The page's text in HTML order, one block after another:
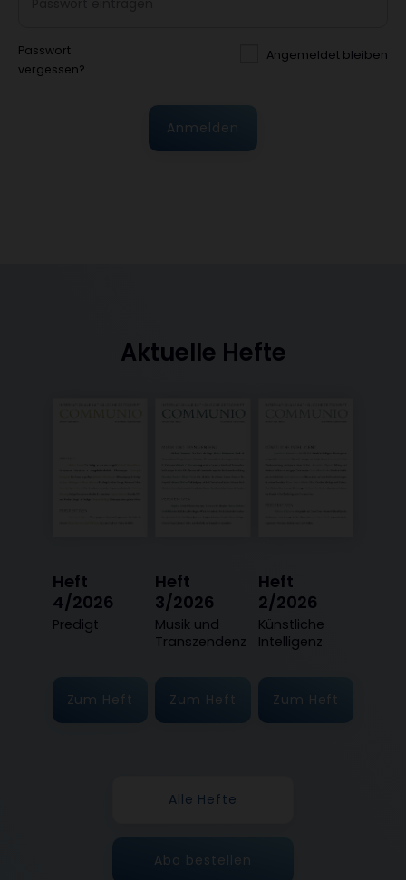
Passwort
vergessen?
Angemeldet bleiben
Anmelden
Aktuelle Hefte
Heft
4/2026
:
Predigt
Zum Heft
Heft
3/2026
:
Musik und
Transzendenz
Zum Heft
Heft
2/2026
:
Künstliche
Intelligenz
Zum Heft
Alle Hefte
Abo bestellen